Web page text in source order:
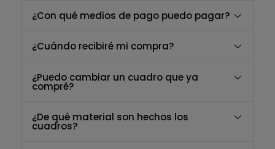
¿Con qué medios de pago puedo pagar?
¿Cuándo recibiré mi compra?
¿Puedo cambiar un cuadro que ya
compré?
¿De qué material son hechos los
cuadros?